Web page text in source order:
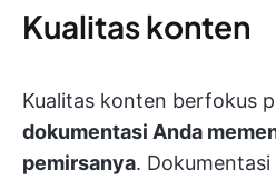
Kualitas konten
Kualitas konten berfokus
dokumentasi Anda
pemirsanya.